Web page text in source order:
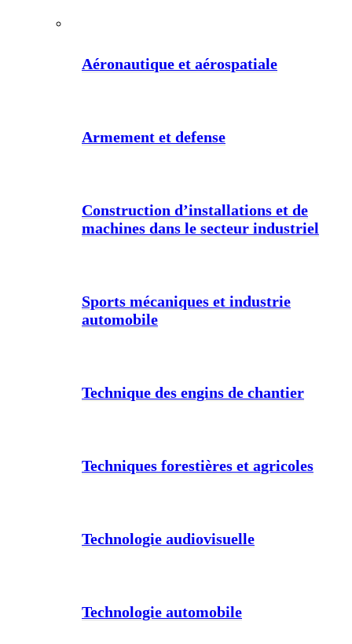
Aéronautique et aérospatiale
Armement et defense
Construction d’installations et de
machines dans le secteur industriel
Sports mécaniques et industrie
automobile
Technique des engins de chantier
Techniques forestières et agricoles
Technologie audiovisuelle
Technologie automobile